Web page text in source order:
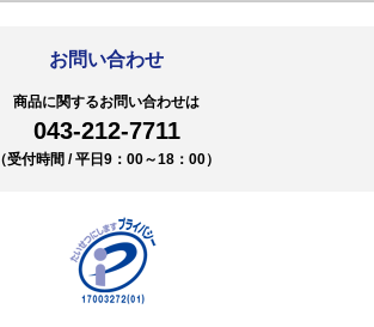
お問い合わせ
商品に関するお問い合わせは
043-212-7711
（受付時間 / 平日9：00～18：00）